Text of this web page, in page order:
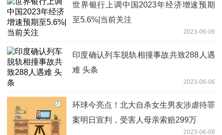
世界银行上调中国2023年经济增速预期
至5.6%|当前关注
2023-06-06
印度确认列车脱轨相撞事故共致288人遇
难 头条
2023-06-06
环球今亮点！北大自杀女生男友涉虐待罪
案明日宣判，受害人母亲索赔299万
2023-06-06